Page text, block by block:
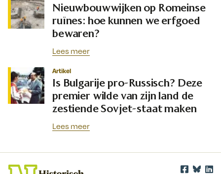
Nieuwbouwwijken op Romeinse
ruïnes: hoe kunnen we erfgoed
bewaren?
Lees meer
Artikel
Is Bulgarije pro-Russisch? Deze
premier wilde van zijn land de
zestiende Sovjet-staat maken
Lees meer